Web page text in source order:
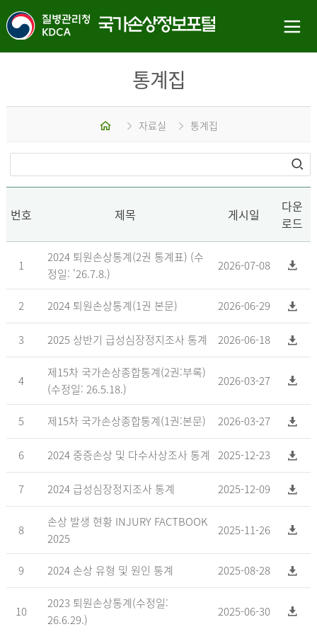
통계집
홈 자료실 통계집
번호 제목 게시일
다운
로드
1
2024 퇴원손상통계(2권 통계표) (수
정일: '26.7.8.)
2026-07-08
2 2024 퇴원손상통계(1권 본문) 2026-06-29
3 2025 상반기 급성심장정지조사 통계 2026-06-18
4
제15차 국가손상종합통계(2권:부록)
(수정일: 26.5.18.)
2026-03-27
5 제15차 국가손상종합통계(1권:본문) 2026-03-27
6 2024 중증손상 및 다수사상조사 통계 2025-12-23
7 2024 급성심장정지조사 통계 2025-12-09
8
손상 발생 현황 INJURY FACTBOOK
2025
2025-11-26
9 2024 손상 유형 및 원인 통계 2025-08-28
10
2023 퇴원손상통계(수정일:
26.6.29.)
2025-06-30